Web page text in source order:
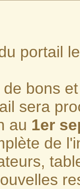
portail
bons
sera
au 1er
de